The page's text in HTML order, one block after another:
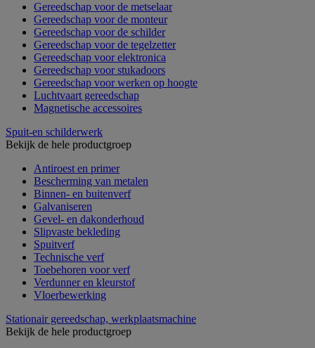
Gereedschap voor de metselaar
Gereedschap voor de monteur
Gereedschap voor de schilder
Gereedschap voor de tegelzetter
Gereedschap voor elektronica
Gereedschap voor stukadoors
Gereedschap voor werken op hoogte
Luchtvaart gereedschap
Magnetische accessoires
Spuit-en schilderwerk
Bekijk de hele productgroep
Antiroest en primer
Bescherming van metalen
Binnen- en buitenverf
Galvaniseren
Gevel- en dakonderhoud
Slipvaste bekleding
Spuitverf
Technische verf
Toebehoren voor verf
Verdunner en kleurstof
Vloerbewerking
Stationair gereedschap, werkplaatsmachine
Bekijk de hele productgroep